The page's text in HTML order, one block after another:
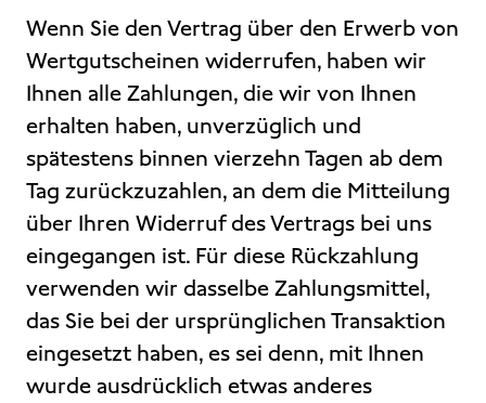
Wenn Sie den Vertrag über den Erwerb von
Wertgutscheinen widerrufen, haben wir
Ihnen alle Zahlungen, die wir von Ihnen
erhalten haben, unverzüglich und
spätestens binnen vierzehn Tagen ab dem
Tag zurückzuzahlen, an dem die Mitteilung
über Ihren Widerruf des Vertrags bei uns
eingegangen ist. Für diese Rückzahlung
verwenden wir dasselbe Zahlungsmittel,
das Sie bei der ursprünglichen Transaktion
eingesetzt haben, es sei denn, mit Ihnen
wurde ausdrücklich etwas anderes